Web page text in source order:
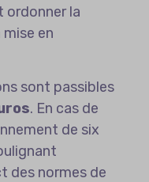
ordonner la
en
sont passibles
. En cas de
de six
des normes de